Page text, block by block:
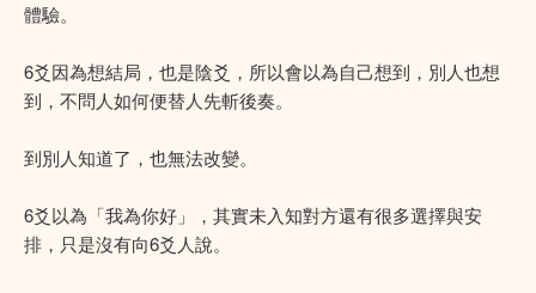
體驗。
6爻因為想結局，也是陰爻，所以會以為自己想到，別人也想
到，不問人如何便替人先斬後奏。
到別人知道了，也無法改變。
6爻以為「我為你好」，其實未入知對方還有很多選擇與安
排，只是沒有向6爻人說。